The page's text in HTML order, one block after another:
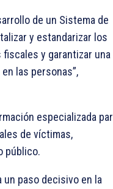
de un Sistema de
y estandarizar los
y garantizar una
las personas”,
especializada
de víctimas,
público.
paso decisivo en la